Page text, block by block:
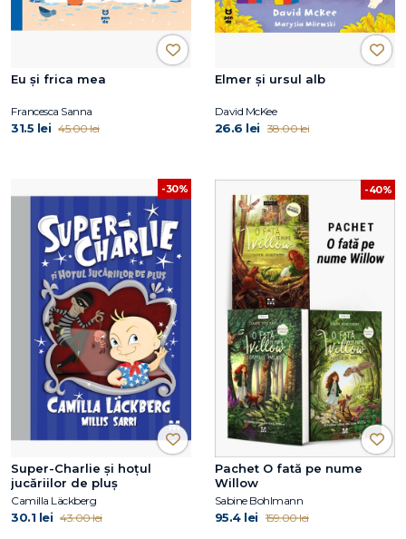
Eu și frica mea
Francesca Sanna
31.5 lei 45.00 lei
Elmer și ursul alb
David McKee
26.6 lei 38.00 lei
-30%
Super-Charlie și hoțul
jucăriilor de pluș
Camilla Läckberg
30.1 lei 43.00 lei
-40%
Pachet O fată pe nume
Willow
Sabine Bohlmann
95.4 lei 159.00 lei